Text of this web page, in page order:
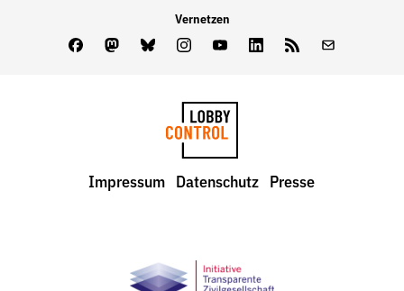
Vernetzen
FacebookMastodon
BlueskyInstagram
YoutubeLinkedInFeed
LobbyControl
Impressum Datenschutz Presse